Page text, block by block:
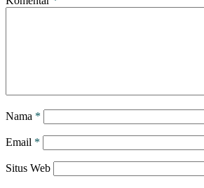
Nama *
Email *
Situs Web